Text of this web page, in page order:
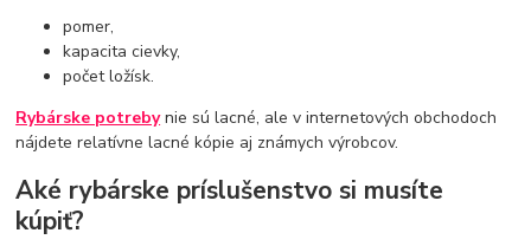
pomer,
kapacita cievky,
počet ložísk.
Rybárske potrebynie sú lacné, ale v internetových obchodoch
nájdete relatívne lacné kópie aj známych výrobcov.
Aké rybárske príslušenstvo si musíte
kúpiť?